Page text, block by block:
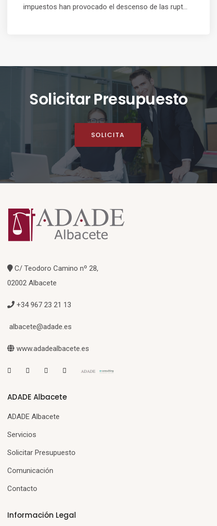
impuestos han provocado el descenso de las rupt...
Solicitar Presupuesto
SOLICITA
C/ Teodoro Camino nº 28,
02002 Albacete
+34 967 23 21 13
albacete@adade.es
www.adadealbacete.es
ADADE Albacete
ADADE Albacete
Servicios
Solicitar Presupuesto
Comunicación
Contacto
Información Legal